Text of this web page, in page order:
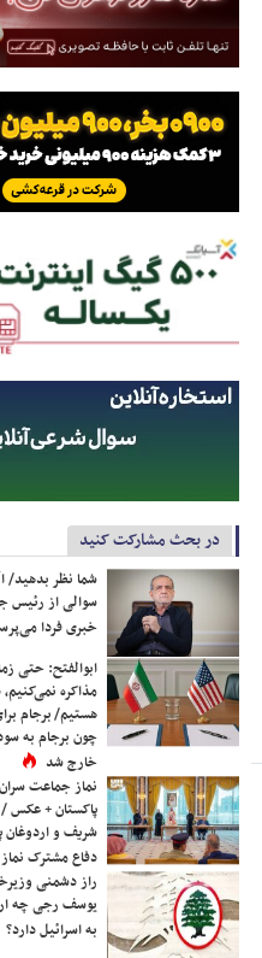
در بحث مشارکت کنید
شما نظر بدهید/
سوالی از رئیس
خبری فردا
ابوالفتح: حتی
مذاکره
هستیم/ برجام
چون برجام به سود
خارج شد
نماز جماعت
پاکستان + عکس /
شریف و اردوغان
دفاع مشترک
راز دشمنی
یوسف رجی چه
به اسرائیل دارد؟